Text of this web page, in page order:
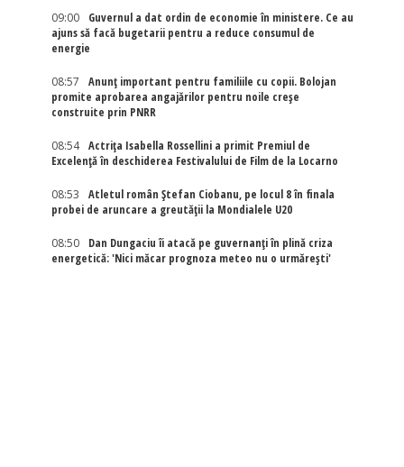
09:00
Guvernul a dat ordin de economie în ministere. Ce au
ajuns să facă bugetarii pentru a reduce consumul de
energie
08:57
Anunț important pentru familiile cu copii. Bolojan
promite aprobarea angajărilor pentru noile creșe
construite prin PNRR
08:54
Actriţa Isabella Rossellini a primit Premiul de
Excelenţă în deschiderea Festivalului de Film de la Locarno
08:53
Atletul român Ștefan Ciobanu, pe locul 8 în finala
probei de aruncare a greutății la Mondialele U20
08:50
Dan Dungaciu îi atacă pe guvernanți în plină criza
energetică: 'Nici măcar prognoza meteo nu o urmărești'